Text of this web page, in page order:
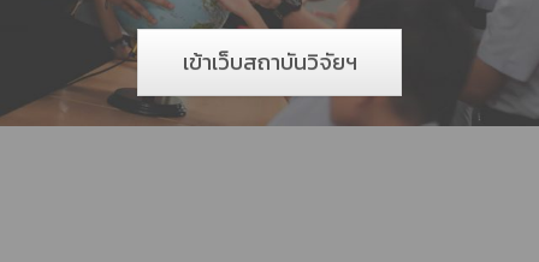
เข้าเว็บสถาบันวิจัยฯ